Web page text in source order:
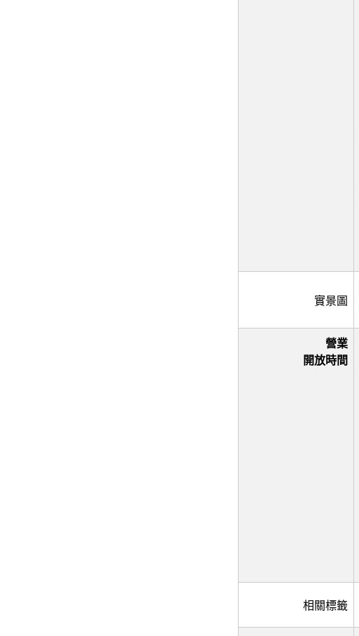
實景圖
營業
開放時間
相關標籤